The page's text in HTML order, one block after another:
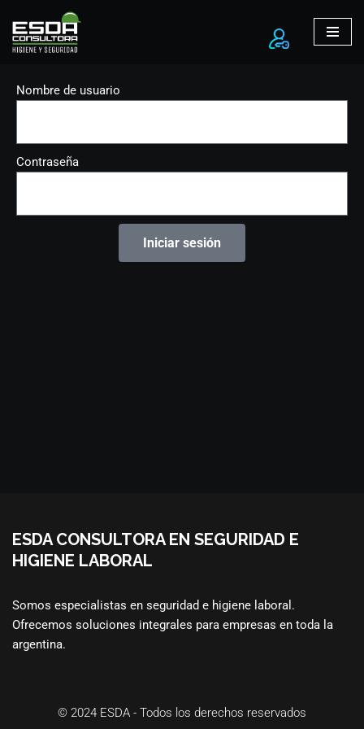
Ir
contenido
Nombre de usuario
Contraseña
Iniciar sesión
ESDA CONSULTORA EN SEGURIDAD E
HIGIENE LABORAL
Somos especialistas en seguridad e higiene laboral.
Ofrecemos soluciones integrales para empresas en toda la
argentina.
© 2024 ESDA - Todos los derechos reservados